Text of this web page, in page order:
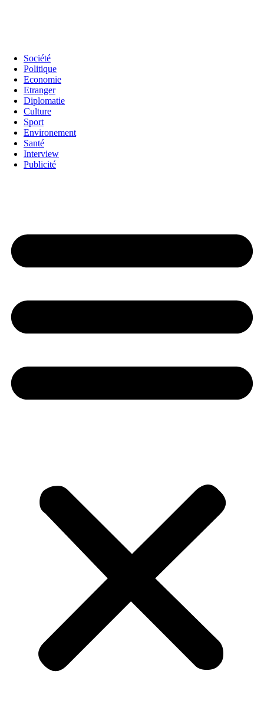
Société
Politique
Economie
Etranger
Diplomatie
Culture
Sport
Environement
Santé
Interview
Publicité